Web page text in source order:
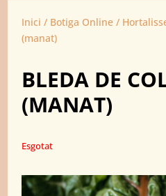
Inici / Botiga Online /
(manat)
BLEDA DE
(MANAT)
Esgotat